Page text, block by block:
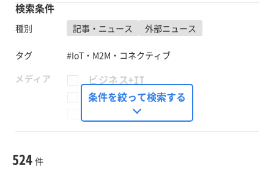
検索条件
種別 記事・ニュース 外部ニュース
タグ
#IoT・M2M・コネクティブ
メディア
ビジネス+IT
FinTech Journal
Seizo Trend
条件を絞って検索する
524 件